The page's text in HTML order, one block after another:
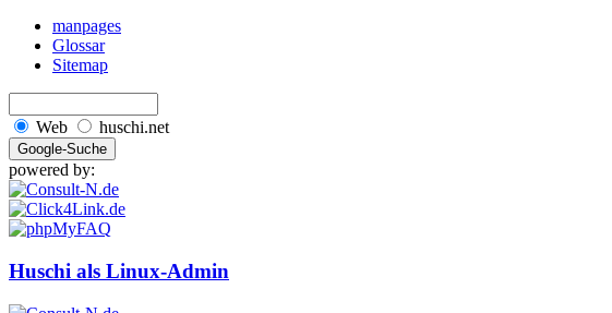
manpages
Glossar
Sitemap
Web huschi.net
powered by:
Huschi als Linux-Admin